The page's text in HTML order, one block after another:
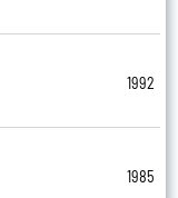
1992
1985